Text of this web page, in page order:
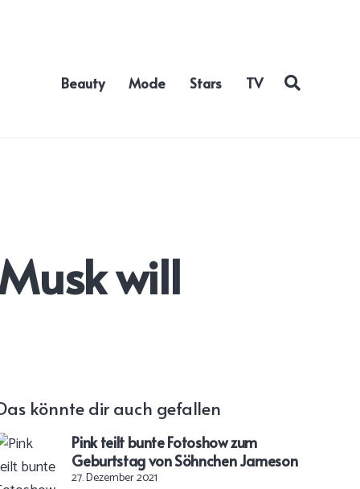
Beauty Mode Stars TV
will
könnte dir auch gefallen
Pink teilt bunte Fotoshow zum
Geburtstag von Söhnchen Jameson
27. Dezember 2021